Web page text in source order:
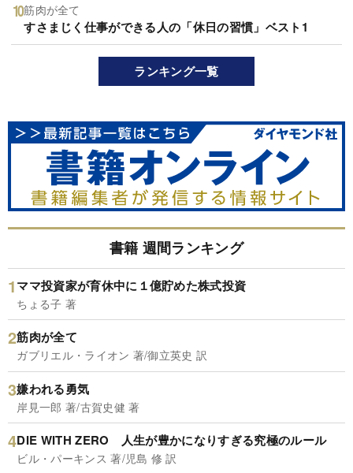
筋肉が全て
すさまじく仕事ができる人の「休日の習慣」ベスト1
ランキング一覧
書籍 週間ランキング
ママ投資家が育休中に１億貯めた株式投資
ちょる子 著
筋肉が全て
ガブリエル・ライオン 著/御立英史 訳
嫌われる勇気
岸見一郎 著/古賀史健 著
DIE WITH ZERO 人生が豊かになりすぎる究極のルール
ビル・パーキンス 著/児島 修 訳